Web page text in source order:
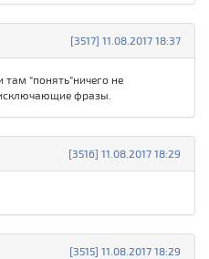
[3517] 11.08.2017 18:37
там "понять"ничего не
фразы.
[3516] 11.08.2017 18:29
[3515] 11.08.2017 18:29